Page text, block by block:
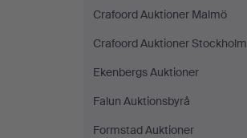
Crafoord Auktioner Malmö
Crafoord Auktioner Stockholm
Ekenbergs Auktioner
Falun Auktionsbyrå
Formstad Auktioner